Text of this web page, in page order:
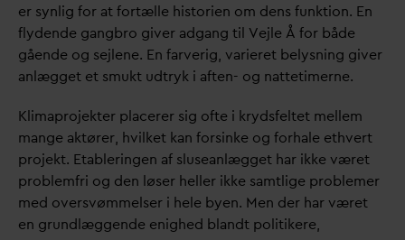
er synlig for at fortælle historien om dens funktion. En
flydende gangbro giver adgang til Vejle Å for både
gående og sejlene. En farverig, varieret belysning giver
anlægget et smukt udtryk i aften- og nattetimerne.
Klimaprojekter placerer sig ofte i krydsfeltet mellem
mange aktører, hvilket kan forsinke og forhale ethvert
projekt. Etableringen af sluseanlægget har ikke været
problemfri og den løser heller ikke samtlige problemer
med oversvømmelser i hele byen. Men der har været
en grundlæggende enighed blandt politikere,